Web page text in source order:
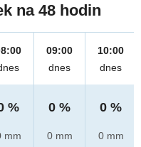
na 48 hodin
%
mm
09:00
dnes
0 %
0 mm
10:00
dnes
0 %
0 mm